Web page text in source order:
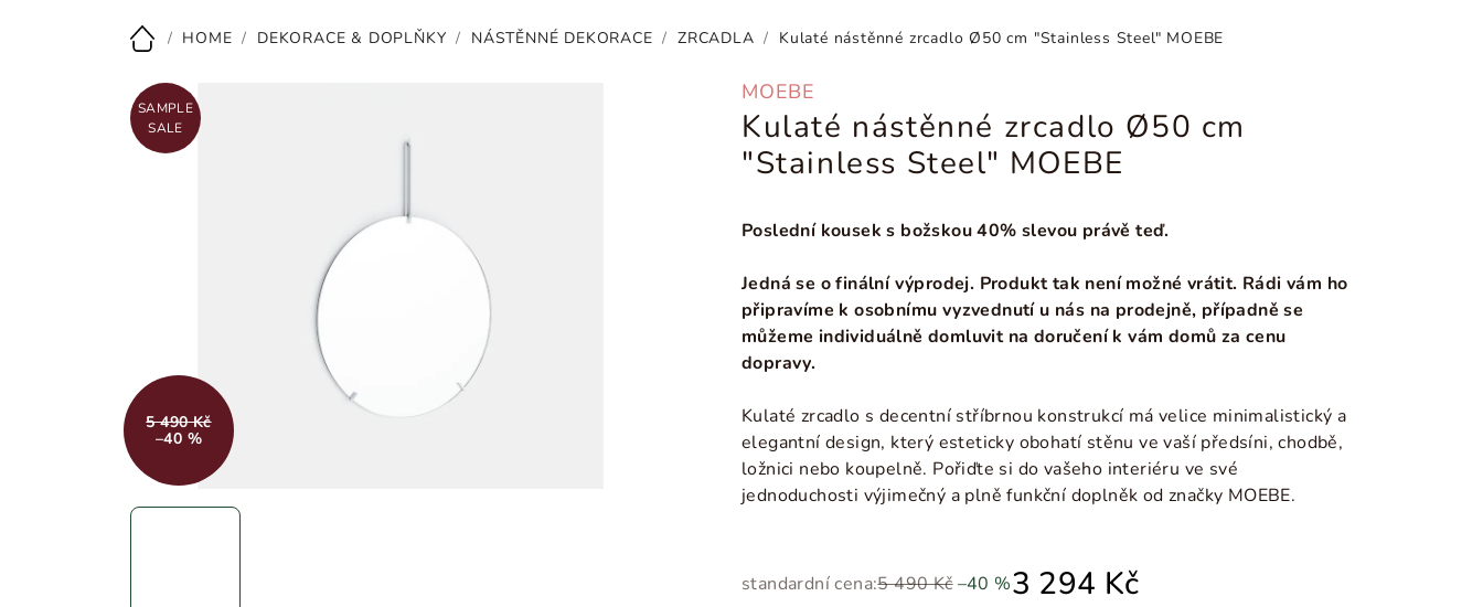
Domů
/ HOME / DEKORACE & DOPLŇKY / NÁSTĚNNÉ DEKORACE / ZRCADLA / Kulaté nástěnné zrcadlo Ø50 cm "Stainless Steel" MOEBE
MOEBE
Kulaté nástěnné zrcadlo Ø50 cm
"Stainless Steel" MOEBE
Poslední kousek s božskou 40% slevou právě teď.
Jedná se o finální výprodej. Produkt tak není možné vrátit. Rádi vám ho
připravíme k osobnímu vyzvednutí u nás na prodejně, případně se
můžeme individuálně domluvit na doručení k vám domů za cenu
dopravy.
Kulaté zrcadlo s decentní stříbrnou konstrukcí má velice minimalistický a
elegantní design, který esteticky obohatí stěnu ve vaší předsíni, chodbě,
ložnici nebo koupelně. Pořiďte si do vašeho interiéru ve své
jednoduchosti výjimečný a plně funkční doplněk od značky MOEBE.
standardní cena:5 490 Kč–40 %3 294 Kč
SAMPLE
SALE
5 490 Kč
–40 %